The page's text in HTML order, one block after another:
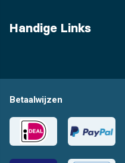
Handige Links
Betaalwijzen